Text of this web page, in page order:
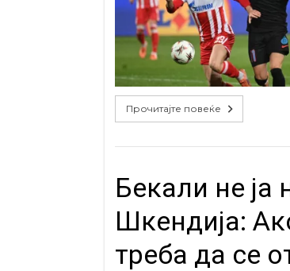
Прочитајте повеќе
Бекали не ја
Шкендија:
треба да се